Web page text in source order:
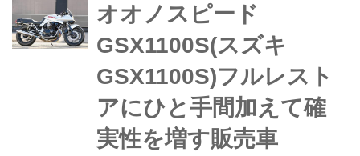
れない、全国の腕利きショップや最新
パーツ&アパレルの深堀り情報も満載!
handl-mag.com パーツ間で...
オオノスピード
GSX1100S(スズキ
GSX1100S)フルレスト
アにひと手間加えて確
実性を増す販売車